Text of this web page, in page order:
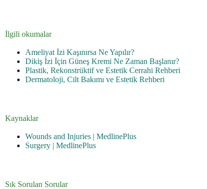
İlgili okumalar
Ameliyat İzi Kaşınırsa Ne Yapılır?
Dikiş İzi İçin Güneş Kremi Ne Zaman Başlanır?
Plastik, Rekonstrüktif ve Estetik Cerrahi Rehberi
Dermatoloji, Cilt Bakımı ve Estetik Rehberi
Kaynaklar
Wounds and Injuries | MedlinePlus
Surgery | MedlinePlus
Sık Sorulan Sorular